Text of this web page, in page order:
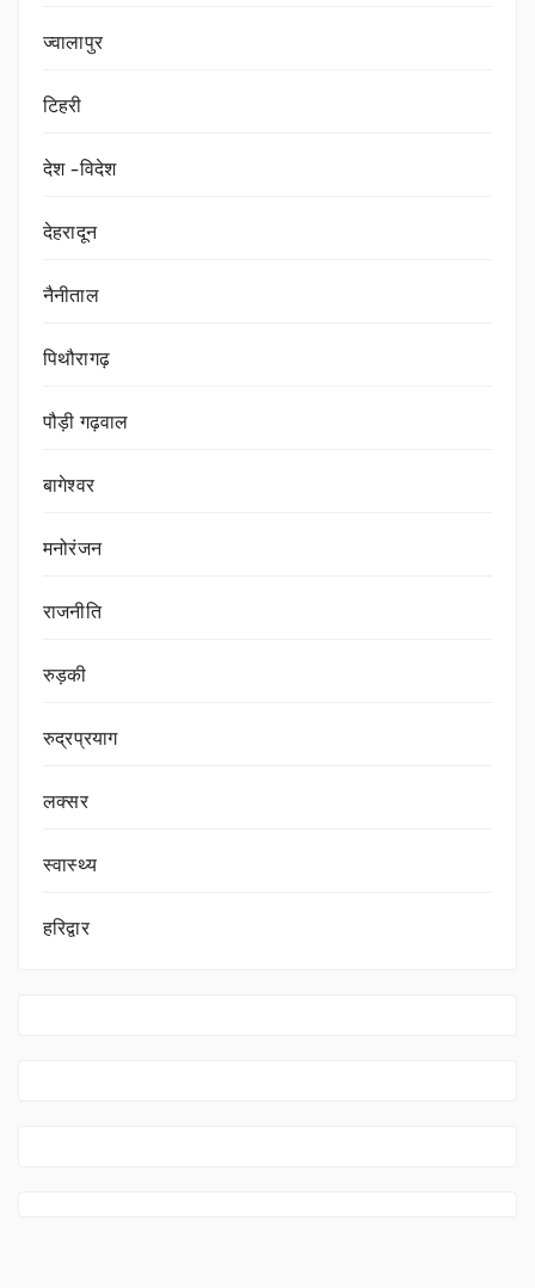
ज्वालापुर
टिहरी
देश -विदेश
देहरादून
नैनीताल
पिथौरागढ़
पौड़ी गढ़वाल
बागेश्वर
मनोरंजन
राजनीति
रुड़की
रुद्रप्रयाग
लक्सर
स्वास्थ्य
हरिद्वार